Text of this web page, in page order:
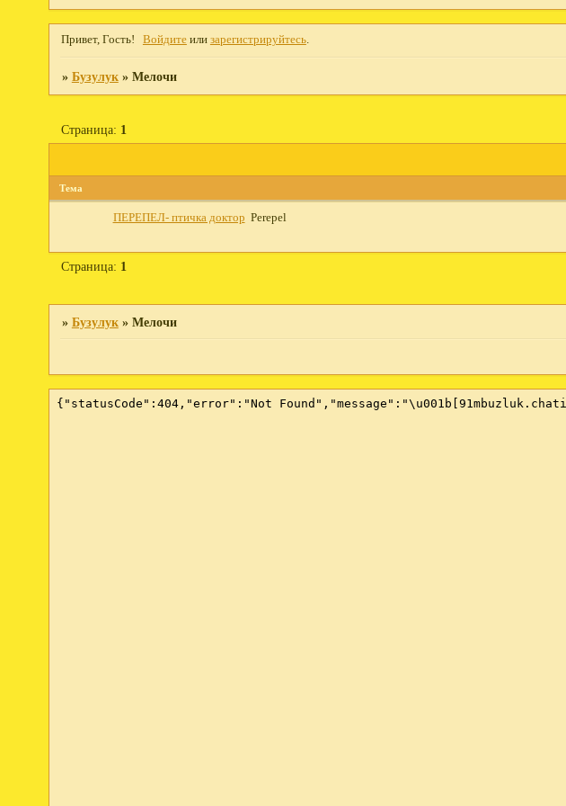
Привет, Гость! Войдитеили зарегистрируйтесь.
» Бузулук » Мелочи
Страница: 1
Тема
ПЕРЕПЕЛ- птичка доктор Perepel
Страница: 1
» Бузулук » Мелочи